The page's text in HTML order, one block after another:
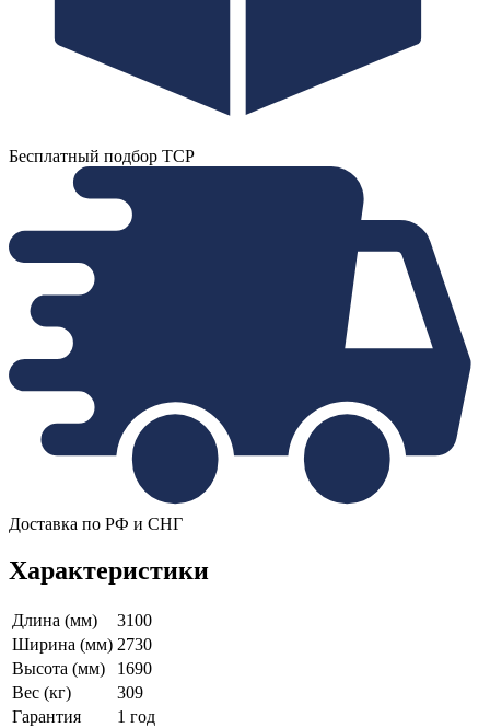
Бесплатный подбор ТСР
Доставка по РФ и СНГ
Характеристики
Длина (мм)
3100
Ширина (мм) 2730
Высота (мм)
1690
Вес (кг)
309
Гарантия
1 год